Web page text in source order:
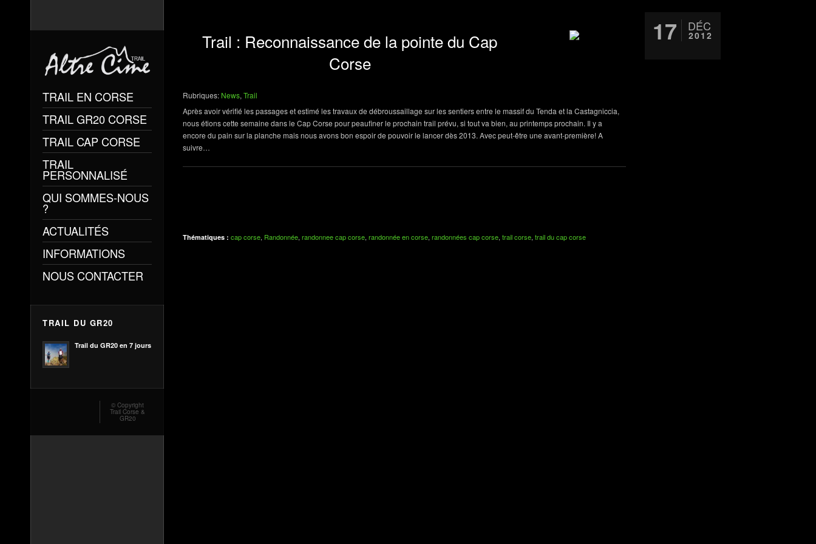
Trail : Reconnaissance de la pointe du Cap
Corse
17 DÉC
2012
Rubriques: News, Trail
Après avoir vérifié les passages et estimé les travaux de débroussaillage sur les sentiers entre le massif du Tenda et la Castagniccia,
nous étions cette semaine dans le Cap Corse pour peaufiner le prochain trail prévu, si tout va bien, au printemps prochain. Il y a
encore du pain sur la planche mais nous avons bon espoir de pouvoir le lancer dès 2013. Avec peut-être une avant-première! A
suivre…
Thématiques : cap corse, Randonnée, randonnee cap corse, randonnée en corse, randonnées cap corse, trail corse, trail du cap corse
TRAIL EN CORSE
TRAIL GR20 CORSE
TRAIL CAP CORSE
TRAIL
PERSONNALISÉ
QUI SOMMES-NOUS
?
ACTUALITÉS
INFORMATIONS
NOUS CONTACTER
TRAIL DU GR20
Trail du GR20 en 7 jours
© Copyright
Trail Corse &
GR20